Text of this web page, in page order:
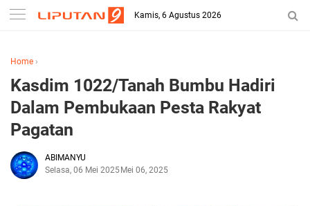
Kamis, 6 Agustus 2026
Home ›
Kasdim 1022/Tanah Bumbu Hadiri
Dalam Pembukaan Pesta Rakyat
Pagatan
ABIMANYU
Selasa, 06 Mei 2025 Mei 06, 2025